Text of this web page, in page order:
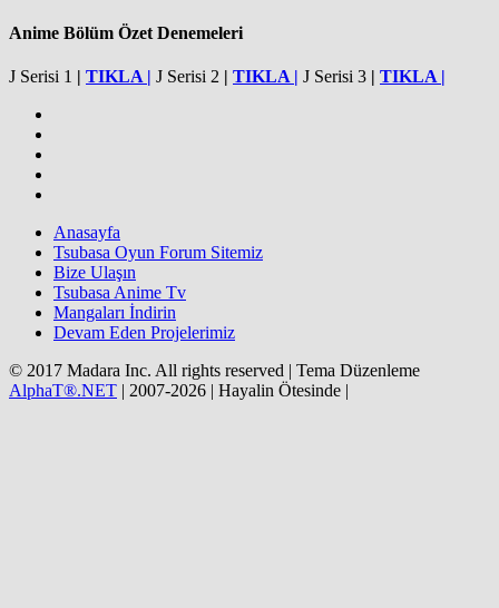
Anime Bölüm Özet Denemeleri
J Serisi 1 | TIKLA | J Serisi 2 | TIKLA | J Serisi 3 | TIKLA |
Anasayfa
Tsubasa Oyun Forum Sitemiz
Bize Ulaşın
Tsubasa Anime Tv
Mangaları İndirin
Devam Eden Projelerimiz
© 2017 Madara Inc. All rights reserved | Tema Düzenleme
AlphaT®.NET | 2007-2026 | Hayalin Ötesinde |